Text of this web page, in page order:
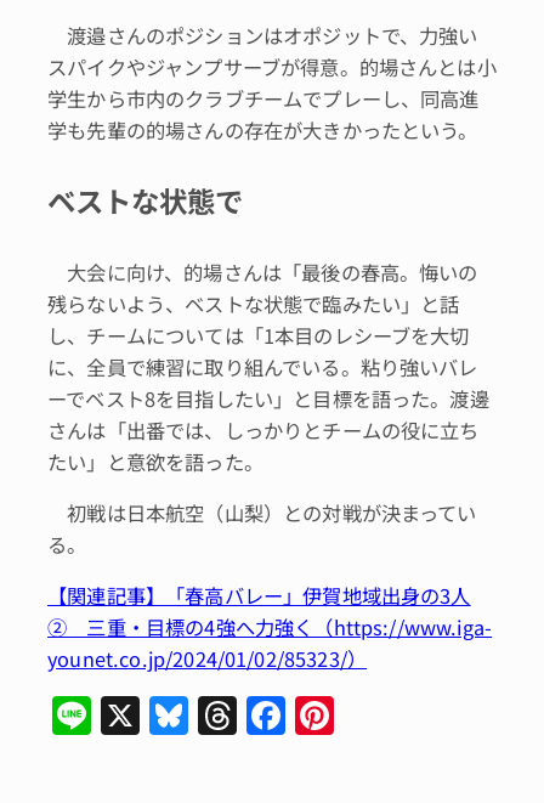
渡邉さんのポジションはオポジットで、力強い
スパイクやジャンプサーブが得意。的場さんとは小
学生から市内のクラブチームでプレーし、同高進
学も先輩の的場さんの存在が大きかったという。
ベストな状態で
大会に向け、的場さんは「最後の春高。悔いの
残らないよう、ベストな状態で臨みたい」と話
し、チームについては「1本目のレシーブを大切
に、全員で練習に取り組んでいる。粘り強いバレ
ーでベスト8を目指したい」と目標を語った。渡邊
さんは「出番では、しっかりとチームの役に立ち
たい」と意欲を語った。
初戦は日本航空（山梨）との対戦が決まってい
る。
【関連記事】「春高バレー」伊賀地域出身の3人
② 三重・目標の4強へ力強く（https://www.iga-
younet.co.jp/2024/01/02/85323/）
Li X Bl T F